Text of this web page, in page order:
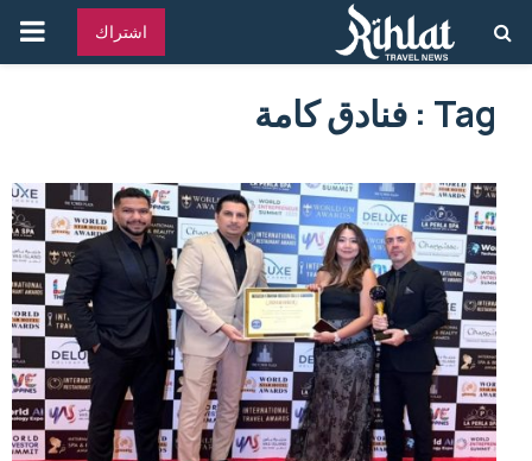
اشتراك
Tag : فنادق كامة